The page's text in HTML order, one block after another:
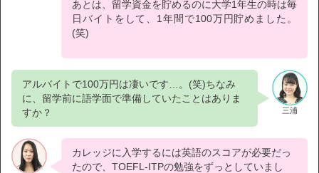
あとは、留学資金を貯めるのに大学1年生の時は毎
日バイトをして、1年間で100万円貯めました。
(笑)
三浦
アルバイトで100万円は凄いです…。(笑)ちなみ
に、留学前に語学面で準備していたことはありま
すか？
カレッジに入学するには英語のスコアが必要だっ
たので、TOEFL-ITPの勉強をずっとしていまし